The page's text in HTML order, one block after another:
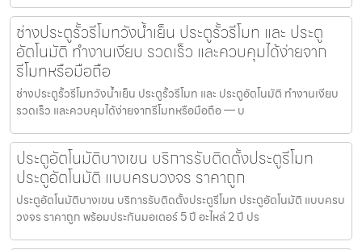
ช่างประตูรั้วรีโมทวังน้ำเย็น ประตูรั้วรีโมท และ ประตู
อัตโนมัติ ทำงานเงียบ รวดเร็ว และควบคุมได้ง่ายจาก
รีโมทหรือมือถือ
ช่างประตูรั้วรีโมทวังน้ำเย็น ประตูรั้วรีโมท และ ประตูอัตโนมัติ ทำงานเงียบ
รวดเร็ว และควบคุมได้ง่ายจากรีโมทหรือมือถือ — บ
ประตูอัตโนมัติบางเขน บริการรับติดตั้งประตูรีโมท
ประตูอัตโนมัติ แบบครบวงจร ราคาถูก
ประตูอัตโนมัติบางเขน บริการรับติดตั้งประตูรีโมท ประตูอัตโนมัติ แบบครบ
วงจร ราคาถูก พร้อมประกันมอเตอร์ 5 ปี อะไหล่ 2 ปี ปร